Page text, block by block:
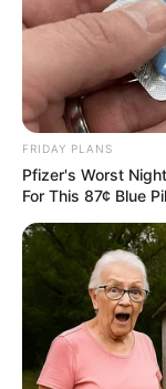
Auf einigen
Angebote
gekauft wird, ist
dadurch der
FRIDAY PLANS
Pfizer's Worst
For This 87¢ Blue